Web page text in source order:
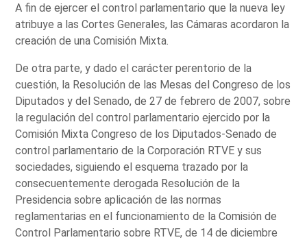
A fin de ejercer el control parlamentario que la nueva ley
atribuye a las Cortes Generales, las Cámaras acordaron la
creación de una Comisión Mixta.
De otra parte, y dado el carácter perentorio de la
cuestión, la Resolución de las Mesas del Congreso de los
Diputados y del Senado, de 27 de febrero de 2007, sobre
la regulación del control parlamentario ejercido por la
Comisión Mixta Congreso de los Diputados-Senado de
control parlamentario de la Corporación RTVE y sus
sociedades, siguiendo el esquema trazado por la
consecuentemente derogada Resolución de la
Presidencia sobre aplicación de las normas
reglamentarias en el funcionamiento de la Comisión de
Control Parlamentario sobre RTVE, de 14 de diciembre